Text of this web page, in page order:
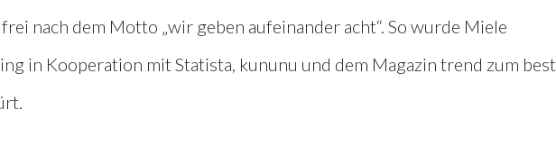
nach dem Motto „wir geben aufeinander acht“. So wurde Miele
in Kooperation mit Statista, kununu und dem Magazin trend zum